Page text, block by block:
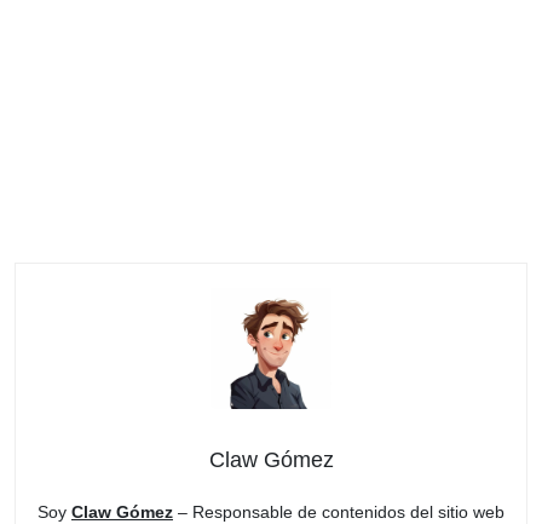
Claw Gómez
Soy Claw Gómez – Responsable de contenidos del sitio web